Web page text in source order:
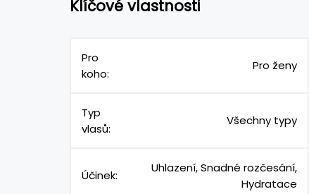
Klíčové vlastnosti
Pro
koho:
Pro ženy
Typ
vlasů:
Všechny typy
Účinek:
Uhlazení, Snadné rozčesání,
Hydratace